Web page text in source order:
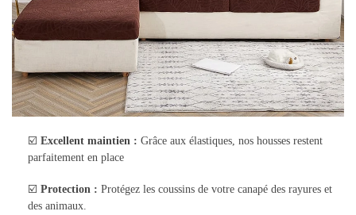
☑️ Excellent maintien : Grâce aux élastiques, nos housses restent
parfaitement en place
☑️ Protection : Protégez les coussins de votre canapé des rayures et
des animaux.